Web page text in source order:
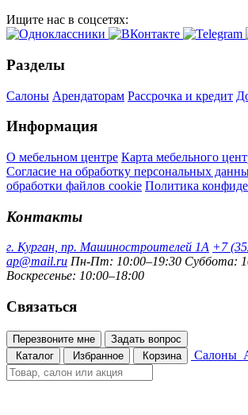
Ищите нас в соцсетях:
Разделы
Салоны Арендаторам Рассрочка и кредит
Информация
О мебельном центре Карта мебельного
Согласие на обработку персональных
обработки файлов cookie Политика
Контакты
г. Курган, пр. Машиностроителей 1А +7
ap@mail.ru Пн-Пт: 10:00–19:30 Суббота:
Воскресенье: 10:00–18:00
Связаться
Перезвоните мне
Задать вопрос
Каталог
Избранное Корзина Салоны